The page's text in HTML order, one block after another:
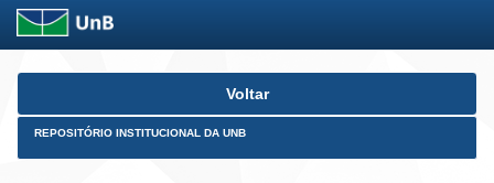
Skip
Voltar
REPOSITÓRIO INSTITUCIONAL DA UNB